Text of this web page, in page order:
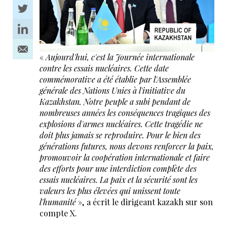
«Aujourd'hui, c'est la Journée internationale
contre les essais nucléaires. Cette date
commémorative a été établie par l'Assemblée
générale des Nations Unies à l'initiative du
Kazakhstan. Notre peuple a subi pendant de
nombreuses années les conséquences tragiques des
explosions d'armes nucléaires. Cette tragédie ne
doit plus jamais se reproduire. Pour le bien des
générations futures, nous devons renforcer la paix,
promouvoir la coopération internationale et faire
des efforts pour une interdiction complète des
essais nucléaires. La paix et la sécurité sont les
valeurs les plus élevées qui unissent toute
l'humanité», a écrit le dirigeant kazakh sur son
compte X.